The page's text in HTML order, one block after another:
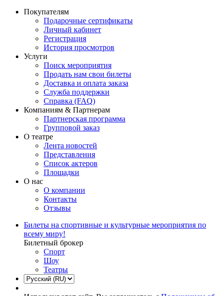
Покупателям
Подарочные сертификаты
Личный кабинет
Регистрация
История просмотров
Услуги
Поиск мероприятия
Продать нам свои билеты
Доставка и оплата заказа
Служба поддержки
Справка (FAQ)
Компаниям & Партнерам
Партнерская программа
Групповой заказ
О театре
Лента новостей
Представления
Список актеров
Площадки
О нас
О компании
Контакты
Отзывы
Билеты на спортивные и культурные мероприятия по
всему миру!
Билетный брокер
Спорт
Шоу
Театры